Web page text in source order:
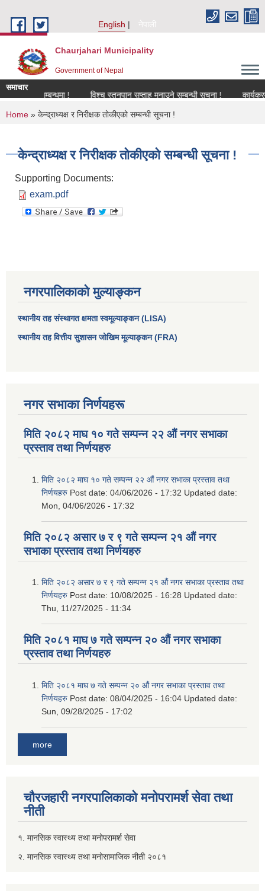
English
नेपाली
Chaurjahari Municipality
Government of Nepal
समाचार
सम्बन्धमा !
विश्च स्तनपान सप्ताह मनाउने सम्बन्धी सूचना ! कार्यक्रममा
You are here
Home » केन्द्राध्यक्ष र निरीक्षक तोकीएको सम्बन्धी सूचना !
केन्द्राध्यक्ष र निरीक्षक तोकीएको सम्बन्धी सूचना !
Supporting Documents:
exam.pdf
नगरपालिकाको मुल्याङ्कन
स्थानीय तह संस्थागत क्षमता स्वमूल्याङ्कन (LISA)
स्थानीय तह वित्तीय सुशासन जोखिम मूल्याङ्कन (FRA)
नगर सभाका निर्णयहरू
मिति २०८२ माघ १० गते सम्पन्न २२ औं नगर सभाका
प्रस्ताव तथा निर्णयहरु
मिति २०८२ माघ १० गते सम्पन्न २२ औं नगर सभाका प्रस्ताव तथा
निर्णयहरु Post date: 04/06/2026 - 17:32 Updated date:
Mon, 04/06/2026 - 17:32
मिति २०८२ असार ७ र ९ गते सम्पन्न २१ औं नगर
सभाका प्रस्ताव तथा निर्णयहरु
मिति २०८२ असार ७ र ९ गते सम्पन्न २१ औं नगर सभाका प्रस्ताव तथा
निर्णयहरु Post date: 10/08/2025 - 16:28 Updated date:
Thu, 11/27/2025 - 11:34
मिति २०८१ माघ ७ गते सम्पन्न २० औं नगर सभाका
प्रस्ताव तथा निर्णयहरु
मिति २०८१ माघ ७ गते सम्पन्न २० औं नगर सभाका प्रस्ताव तथा
निर्णयहरु Post date: 08/04/2025 - 16:04 Updated date:
Sun, 09/28/2025 - 17:02
more
चौरजहारी नगरपालिकाको मनोपरामर्श सेवा तथा
नीती
१. मानसिक स्वास्थ्य तथा मनोपरामर्श सेवा
२. मानसिक स्वास्थ्य तथा मनोसामाजिक नीती २०८१